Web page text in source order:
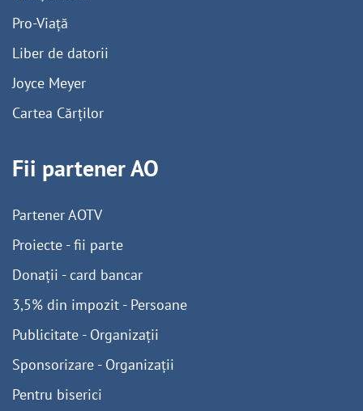
Pro-Viață
Liber de datorii
Joyce Meyer
Cartea Cărților
Fii partener AO
Partener AOTV
Proiecte - fii parte
Donații - card bancar
3,5% din impozit - Persoane
Publicitate - Organizații
Sponsorizare - Organizații
Pentru biserici